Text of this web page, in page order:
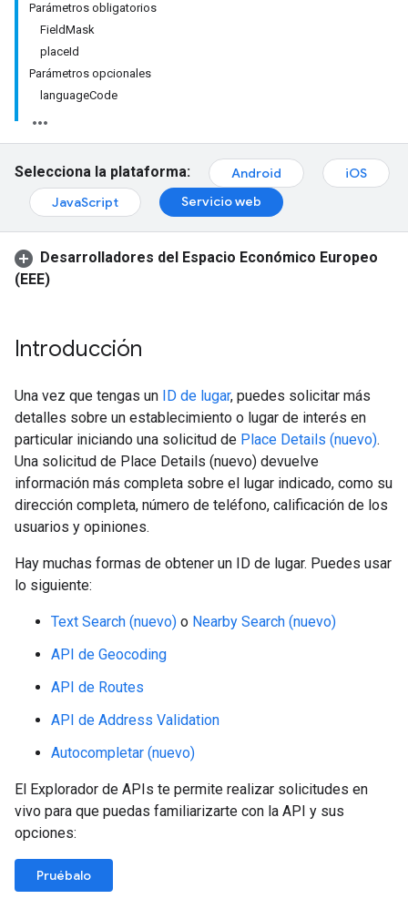
Parámetros obligatorios
FieldMask
placeId
Parámetros opcionales
languageCode
Selecciona la plataforma: Android
iOS
JavaScript
Servicio web
Desarrolladores del Espacio Económico Europeo
(EEE)
Introducción
Una vez que tengas un ID de lugar, puedes solicitar más
detalles sobre un establecimiento o lugar de interés en
particular iniciando una solicitud de Place Details (nuevo).
Una solicitud de Place Details (nuevo) devuelve
información más completa sobre el lugar indicado, como su
dirección completa, número de teléfono, calificación de los
usuarios y opiniones.
Hay muchas formas de obtener un ID de lugar. Puedes usar
lo siguiente:
Text Search (nuevo) o Nearby Search (nuevo)
API de Geocoding
API de Routes
API de Address Validation
Autocompletar (nuevo)
El Explorador de APIs te permite realizar solicitudes en
vivo para que puedas familiarizarte con la API y sus
opciones:
Pruébalo